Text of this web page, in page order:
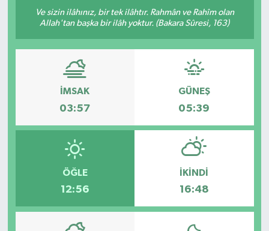
Ve sizin ilâhınız, bir tek ilâhtır. Rahmân ve Rahîm olan
Allah'tan başka bir ilâh yoktur. (Bakara Sûresi, 163)
İMSAK
03:57
GÜNEŞ
05:39
ÖĞLE
12:56
İKINDI
16:48
Teknoloji